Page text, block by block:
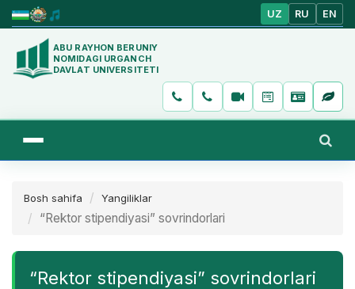
UZ RU EN
ABU RAYHON BERUNIY
NOMIDAGI URGANCH
DAVLAT UNIVERSITETI
Bosh sahifa Yangiliklar
“Rektor stipendiyasi” sovrindorlari
“Rektor stipendiyasi” sovrindorlari